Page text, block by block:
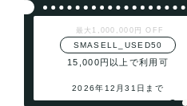
最大1,000,000円 OFF
SMASELL_USED50
15,000円以上で利用可
2026年12月31日まで